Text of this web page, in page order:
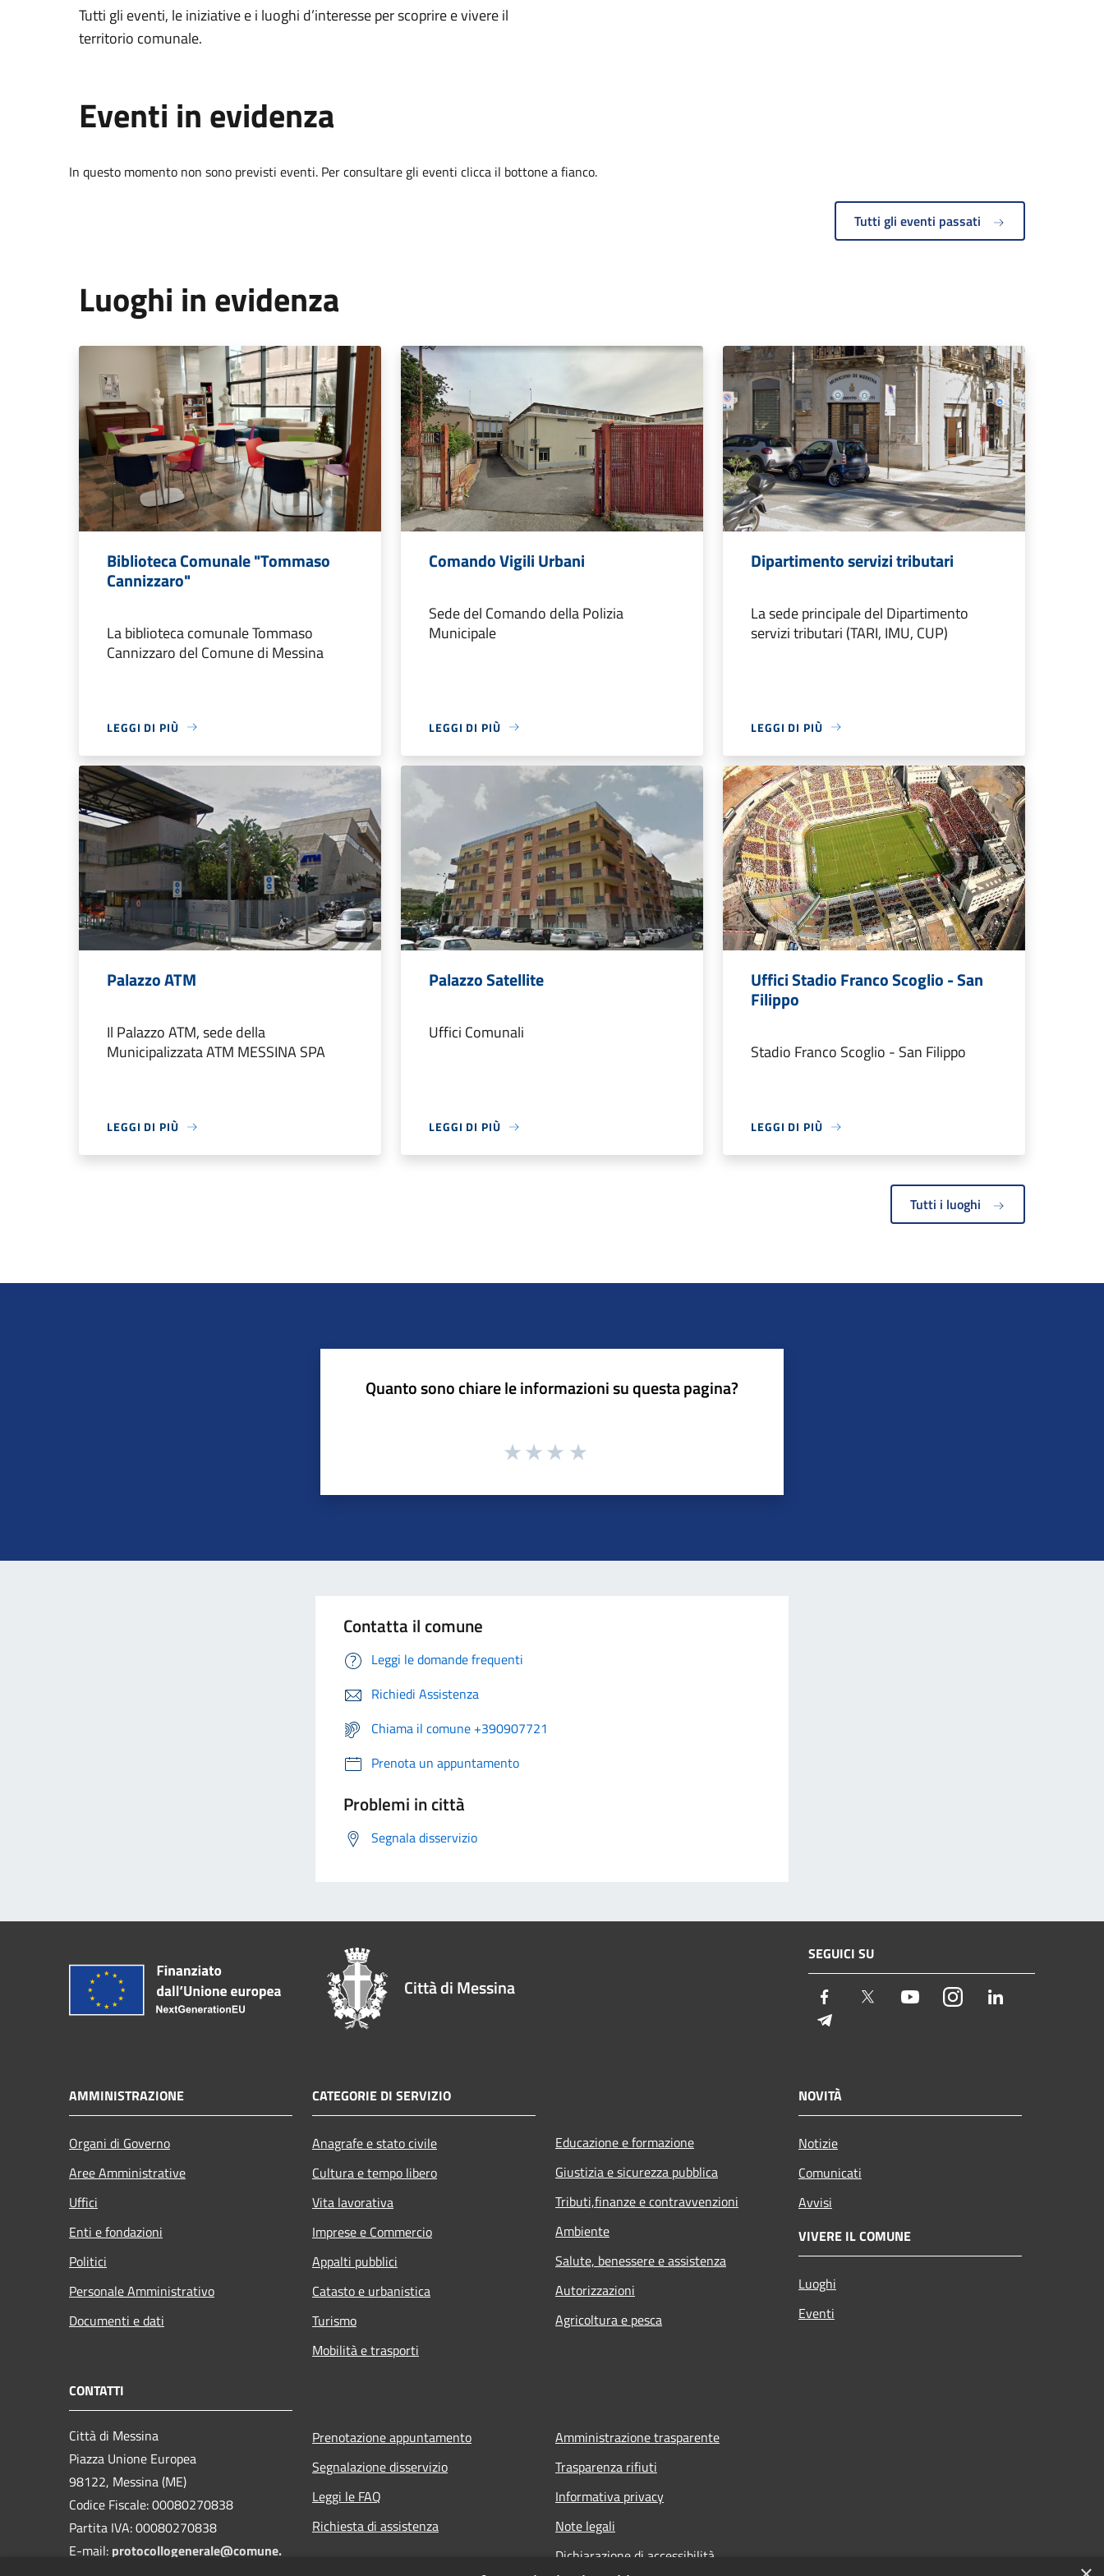
Tutti gli eventi, le iniziative e i luoghi d’interesse per scoprire e vivere il
territorio comunale.
Eventi in evidenza
In questo momento non sono previsti eventi. Per consultare gli eventi clicca il bottone a fianco.
Tutti gli eventi passati
Luoghi in evidenza
Biblioteca Comunale "Tommaso
Cannizzaro"
La biblioteca comunale Tommaso
Cannizzaro del Comune di Messina
LEGGI DI PIÙ
Comando Vigili Urbani
Sede del Comando della Polizia
Municipale
LEGGI DI PIÙ
Dipartimento servizi tributari
La sede principale del Dipartimento
servizi tributari (TARI, IMU, CUP)
LEGGI DI PIÙ
Palazzo ATM
Il Palazzo ATM, sede della
Municipalizzata ATM MESSINA SPA
LEGGI DI PIÙ
Palazzo Satellite
Uffici Comunali
LEGGI DI PIÙ
Uffici Stadio Franco Scoglio - San
Filippo
Stadio Franco Scoglio - San Filippo
LEGGI DI PIÙ
Tutti i luoghi
Quanto sono chiare le informazioni su questa pagina?
Contatta il comune
Leggi le domande frequenti
Richiedi Assistenza
Chiama il comune +390907721
Prenota un appuntamento
Problemi in città
Segnala disservizio
Città di Messina
SEGUICI SU
Facebook Twitter YoutubeInstagram
AMMINISTRAZIONE
Organi di Governo
Aree Amministrative
Uffici
Enti e fondazioni
Politici
Personale Amministrativo
Documenti e dati
CATEGORIE DI SERVIZIO
Anagrafe e stato civile
Cultura e tempo libero
Vita lavorativa
Imprese e Commercio
Appalti pubblici
Catasto e urbanistica
Turismo
Mobilità e trasporti
Educazione e formazione
Giustizia e sicurezza pubblica
Tributi,finanze e contravvenzioni
Ambiente
Salute, benessere e assistenza
Autorizzazioni
Agricoltura e pesca
NOVITÀ
Notizie
Comunicati
Avvisi
VIVERE IL COMUNE
Luoghi
Eventi
CONTATTI
Città di Messina
Piazza Unione Europea
98122, Messina (ME)
Codice Fiscale: 00080270838
Partita IVA: 00080270838
E-mail: protocollogenerale@comune.
Prenotazione appuntamento
Segnalazione disservizio
Leggi le FAQ
Richiesta di assistenza
Amministrazione trasparente
Trasparenza rifiuti
Informativa privacy
Note legali
Dichiarazione di accessibilità